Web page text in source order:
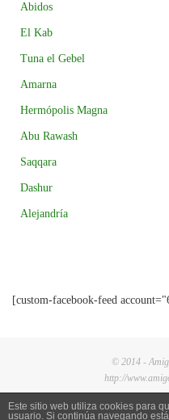
Abidos
El Kab
Tuna el Gebel
Amarna
Hermópolis Magna
Abu Rawash
Saqqara
Dashur
Alejandría
[custom-facebook-feed
© 2014 -
http://
Este sitio web utiliza cookies para
usuario. Si continúa navegando